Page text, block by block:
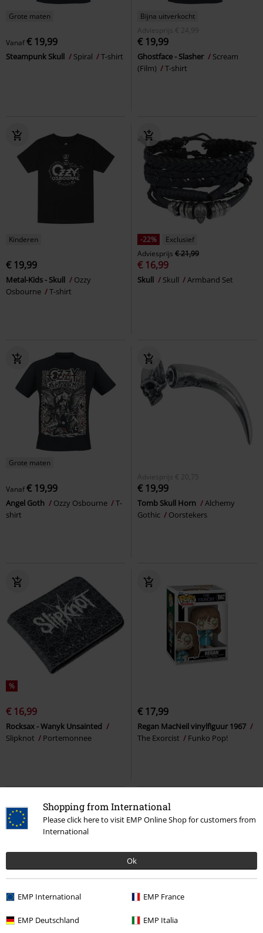
Shopping from International
Please click here to visit EMP Online Shop for customers from
International
Ok
EMP International EMP France
EMP Deutschland EMP Italia
Grote maten
Vanaf€ 19,99
Steampunk Skull Spiral T-shirt
Bijna uitverkocht
Adviesprijs
€ 24,99
€ 19,99
Ghostface - Slasher
Scream
(Film)
T-shirt
Kinderen
€ 19,99
Metal-Kids - Skull
Ozzy
Osbourne
T-shirt
-22%
Exclusief
Adviesprijs € 21,99
€ 16,99
Skull Skull Armband Set
Grote maten
Vanaf€ 19,99
Angel Goth Ozzy Osbourne
T-
shirt
Adviesprijs € 20,75
€ 19,99
Tomb Skull Horn
Alchemy
Gothic
Oorstekers
%
€ 16,99
Rocksax - Wanyk Unsainted
Slipknot
Portemonnee
€ 17,99
Regan MacNeil vinylfiguur 1967
The Exorcist
Funko Pop!